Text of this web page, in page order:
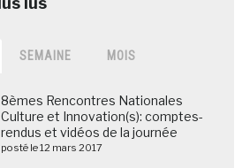
SEMAINE MOIS
8èmes Rencontres Nationales
Culture et Innovation(s): comptes-
rendus et vidéos de la journée
posté le 12 mars 2017